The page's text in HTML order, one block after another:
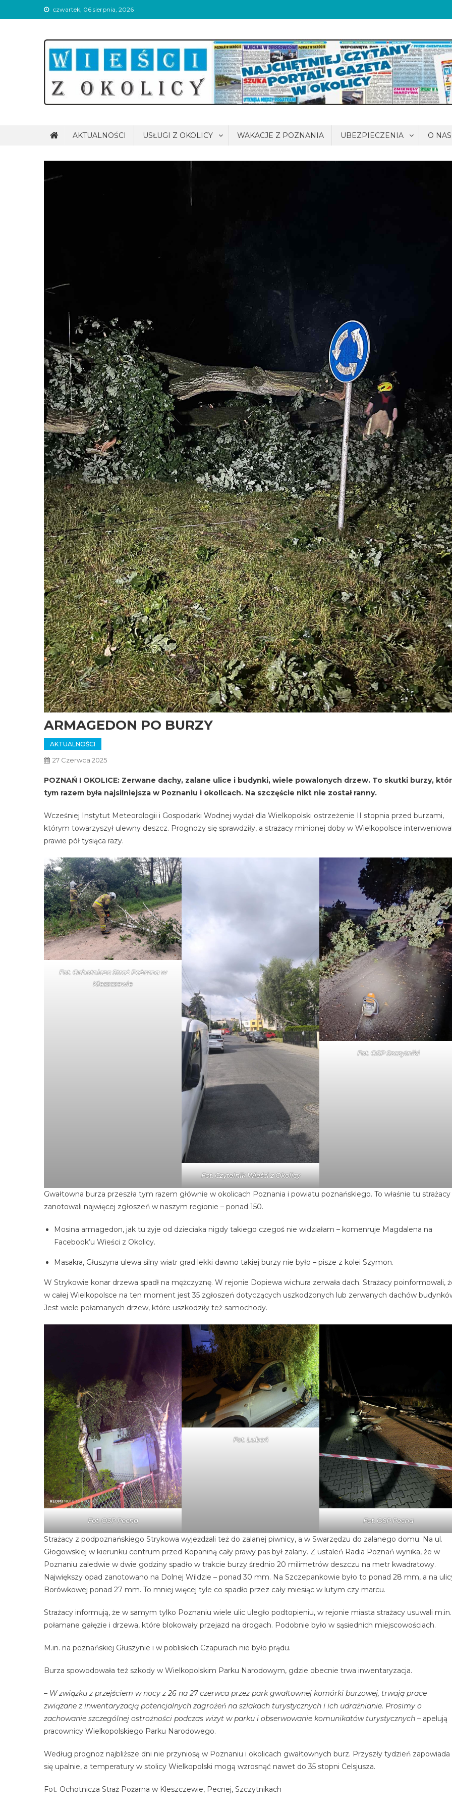
to
czwartek, 06 sierpnia, 2026
AKTUALNOŚCI USŁUGI Z OKOLICY WAKACJE Z POZNANIA UBEZPIECZENIA O NAS
ARMAGEDON PO BURZY
AKTUALNOŚCI
27 Czerwca 2025
POZNAŃ I OKOLICE: Zerwane dachy, zalane ulice i budynki, wiele powalonych drzew. To skutki burzy,
tym razem była najsilniejsza w Poznaniu i okolicach. Na szczęście nikt nie został ranny.
Wcześniej Instytut Meteorologii i Gospodarki Wodnej wydał dla Wielkopolski ostrzeżenie II stopnia przed burzami,
którym towarzyszył ulewny deszcz. Prognozy się sprawdziły, a strażacy minionej doby w Wielkopolsce
prawie pół tysiąca razy.
Fot. Ochotnicza Straż Pożarna w
Kleszczewie
Fot. Czytelnik Wieści z Okolicy
Fot. OSPSzczytniki
Gwałtowna burza przeszła tym razem głównie w okolicach Poznania i powiatu poznańskiego. To właśnie tu strażacy
zanotowali najwięcej zgłoszeń w naszym regionie – ponad 150.
Mosina armagedon, jak tu żyje od dzieciaka nigdy takiego czegoś nie widziałam – komenruje Magdalena na
Facebook’u Wieści z Okolicy.
Masakra, Głuszyna ulewa silny wiatr grad lekki dawno takiej burzy nie było – pisze z kolei Szymon.
W Strykowie konar drzewa spadł na mężczyznę. W rejonie Dopiewa wichura zerwała dach. Strażacy poinformowali,
w całej Wielkopolsce na ten moment jest 35 zgłoszeń dotyczących uszkodzonych lub zerwanych dachów
Jest wiele połamanych drzew, które uszkodziły też samochody.
Fot. OSP Pecna
Fot.Luboń
Fot. OSP Pecna
Strażacy z podpoznańskiego Strykowa wyjeżdżali też do zalanej piwnicy, a w Swarzędzu do zalanego domu. Na ul.
Głogowskiej w kierunku centrum przed Kopaniną cały prawy pas był zalany. Z ustaleń Radia Poznań wynika, że w
Poznaniu zaledwie w dwie godziny spadło w trakcie burzy średnio 20 milimetrów deszczu na metr kwadratowy.
Największy opad zanotowano na Dolnej Wildzie – ponad 30 mm. Na Szczepankowie było to ponad 28 mm, a na
Borówkowej ponad 27 mm. To mniej więcej tyle co spadło przez cały miesiąc w lutym czy marcu.
Strażacy informują, że w samym tylko Poznaniu wiele ulic uległo podtopieniu, w rejonie miasta strażacy usuwali m.in.
połamane gałęzie i drzewa, które blokowały przejazd na drogach. Podobnie było w sąsiednich miejscowościach.
M.in. na poznańskiej Głuszynie i w pobliskich Czapurach nie było prądu.
Burza spowodowała też szkody w Wielkopolskim Parku Narodowym, gdzie obecnie trwa inwentaryzacja.
– W związku z przejściem w nocy z 26 na 27 czerwca przez park gwałtownej komórki burzowej, trwają prace
związane z inwentaryzacją potencjalnych zagrożeń na szlakach turystycznych i ich udrażnianie. Prosimy o
zachowanie szczególnej ostrożności podczas wizyt w parku i obserwowanie komunikatów turystycznych – apelują
pracownicy Wielkopolskiego Parku Narodowego.
Według prognoz najbliższe dni nie przyniosą w Poznaniu i okolicach gwałtownych burz. Przyszły tydzień zapowiada
się upalnie, a temperatury w stolicy Wielkopolski mogą wzrosnąć nawet do 35 stopni Celsjusza.
Fot. Ochotnicza Straż Pożarna w Kleszczewie, Pecnej, Szczytnikach